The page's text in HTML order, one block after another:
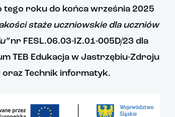
tego roku do końca września 2025
staże uczniowskie dla uczniów
nr FESL.06.03-IZ.01-005D/23 dla
TEB Edukacja w Jastrzębiu-Zdroju
Technik informatyk.